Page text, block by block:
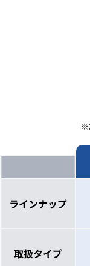
※